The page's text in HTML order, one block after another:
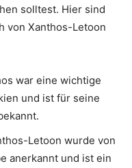
solltest. Hier sind
von Xanthos-Letoon
war eine wichtige
und ist für seine
Letoon wurde von
anerkannt und ist ein